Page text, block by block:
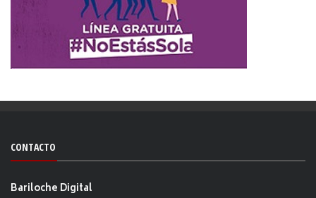
CONTACTO
Bariloche Digital